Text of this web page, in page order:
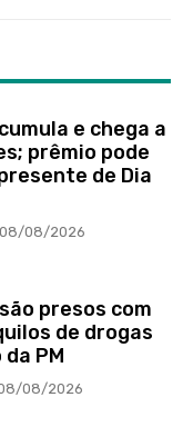
e chega a
prêmio pode
de Dia
08/2026
presos com
de drogas
PM
08/2026